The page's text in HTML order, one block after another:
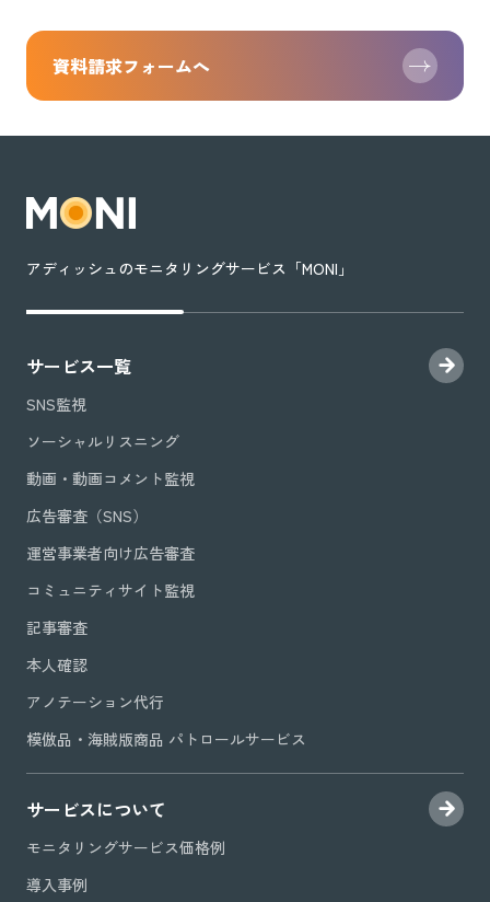
資料請求フォームへ
アディッシュのモニタリングサービス「MONI」
サービス一覧
SNS監視
ソーシャルリスニング
動画・動画コメント監視
広告審査（SNS）
運営事業者向け広告審査
コミュニティサイト監視
記事審査
本人確認
アノテーション代行
模倣品・海賊版商品 パトロールサービス
サービスについて
モニタリングサービス価格例
導入事例